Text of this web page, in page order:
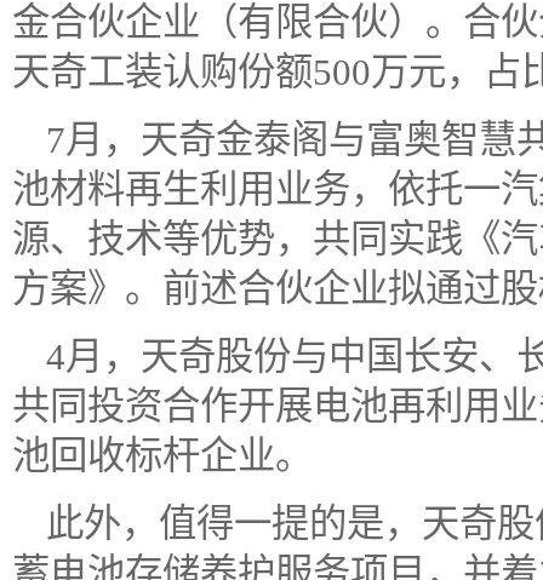
金合伙企业（有限合伙）。合
天奇工装认购份额500万元，占
7月，天奇金泰阁与富奥智慧
池材料再生利用业务，依托一
源、技术等优势，共同实践《
方案》。前述合伙企业拟通过
4月，天奇股份与中国长安、
共同投资合作开展电池再利用
池回收标杆企业。
此外，值得一提的是，天奇